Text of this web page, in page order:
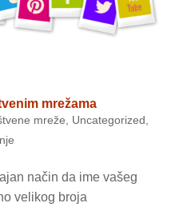
mrežama
mreže Uncategorized
način da ime vašeg
velikog broja